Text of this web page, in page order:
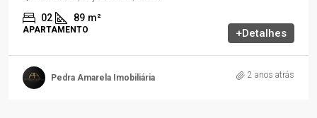
02 89 m²
APARTAMENTO +Detalhes
Pedra Amarela Imobiliária 2 anos atrás